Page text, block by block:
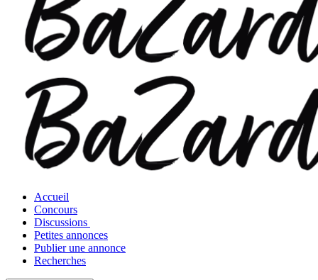
Accueil
Concours
Discussions
Petites annonces
Publier une annonce
Recherches